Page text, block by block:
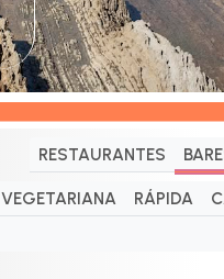
RESTAURANTES
VEGETARIANA RÁPIDA